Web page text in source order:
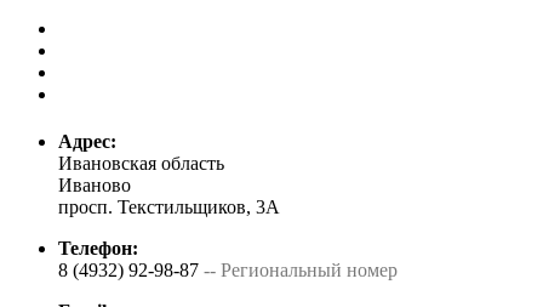
Адрес:
Ивановская область
Иваново
просп. Текстильщиков, 3А
Телефон:
8 (4932) 92-98-87 -- Региональный номер